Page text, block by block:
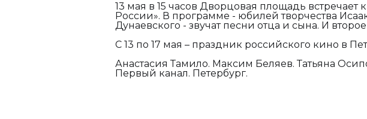
13 мая в 15 часов Дворцовая площадь встречает
России». В программе - юбилей творчества
Дунаевского - звучат песни отца и сына. И
С 13 по 17 мая – праздник российского кино в
Анастасия Тамило. Максим Беляев. Татьяна
Первый канал. Петербург.